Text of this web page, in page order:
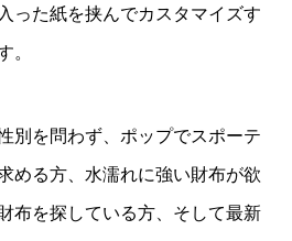
った紙を挟んでカスタマイズす
。
別を問わず、ポップでスポーテ
める方、水濡れに強い財布が欲
布を探している方、そして最新